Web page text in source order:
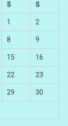
S S
1 2
8 9
15 16
22 23
29 30